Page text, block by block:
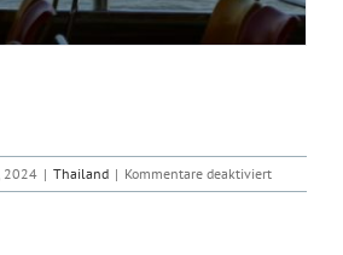
2024 | Thailand | Kommentare deaktiviertfür
Bangkok,